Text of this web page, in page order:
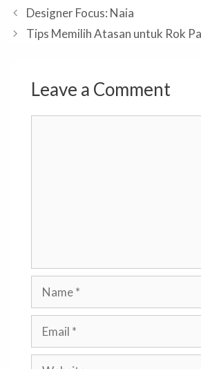
Designer Focus: Naia
Tips Memilih Atasan untuk Rok
Leave a Comment